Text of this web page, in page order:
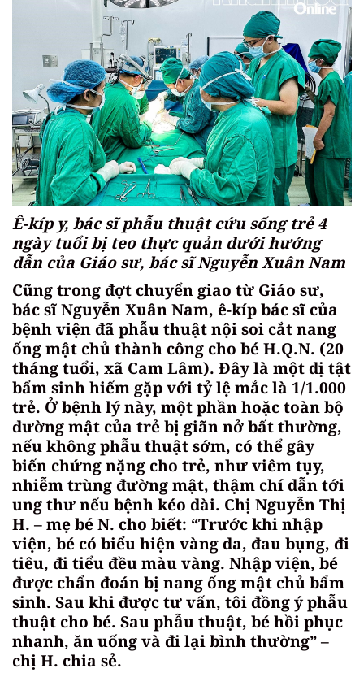
Ê-kíp y, bác sĩ phẫu thuật cứu sống trẻ 4
ngày tuổi bị teo thực quản dưới hướng
dẫn của Giáo sư, bác sĩ Nguyễn Xuân Nam
Cũng trong đợt chuyển giao từ Giáo sư,
bác sĩ Nguyễn Xuân Nam, ê-kíp bác sĩ của
bệnh viện đã phẫu thuật nội soi cắt nang
ống mật chủ thành công cho bé H.Q.N. (20
tháng tuổi, xã Cam Lâm). Đây là một dị tật
bẩm sinh hiếm gặp với tỷ lệ mắc là 1/1.000
trẻ. Ở bệnh lý này, một phần hoặc toàn bộ
đường mật của trẻ bị giãn nở bất thường,
nếu không phẫu thuật sớm, có thể gây
biến chứng nặng cho trẻ, như viêm tụy,
nhiễm trùng đường mật, thậm chí dẫn tới
ung thư nếu bệnh kéo dài. Chị Nguyễn Thị
H. – mẹ bé N. cho biết: “Trước khi nhập
viện, bé có biểu hiện vàng da, đau bụng, đi
tiêu, đi tiểu đều màu vàng. Nhập viện, bé
được chẩn đoán bị nang ống mật chủ bẩm
sinh. Sau khi được tư vấn, tôi đồng ý phẫu
thuật cho bé. Sau phẫu thuật, bé hồi phục
nhanh, ăn uống và đi lại bình thường” –
chị H. chia sẻ.